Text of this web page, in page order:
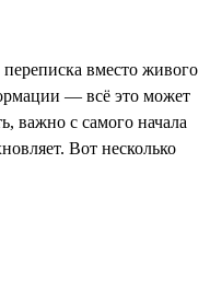
вместо живого
— всё это может
важно с самого начала
Вот несколько